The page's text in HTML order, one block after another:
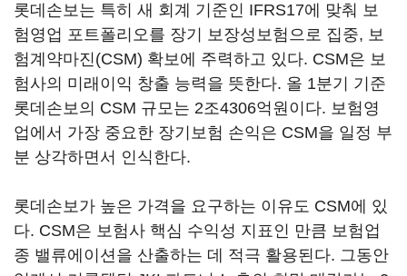
롯데손보는 특히 새 회계 기준인 IFRS17에 맞춰 보
험영업 포트폴리오를 장기 보장성보험으로 집중, 보
험계약마진(CSM) 확보에 주력하고 있다. CSM은 보
험사의 미래이익 창출 능력을 뜻한다. 올 1분기 기준
롯데손보의 CSM 규모는 2조4306억원이다. 보험영
업에서 가장 중요한 장기보험 손익은 CSM을 일정 부
분 상각하면서 인식한다.
롯데손보가 높은 가격을 요구하는 이유도 CSM에 있
다. CSM은 보험사 핵심 수익성 지표인 만큼 보험업
종 밸류에이션을 산출하는 데 적극 활용된다. 그동안